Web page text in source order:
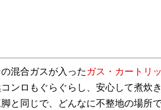
混合ガスが入った ガス・カートリ
ンロもぐらぐらし、安心して煮炊
と同じで、どんなに不整地の場